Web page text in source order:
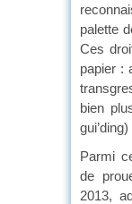
palette
Ces
papier :
bien
Parmi
de
2013,